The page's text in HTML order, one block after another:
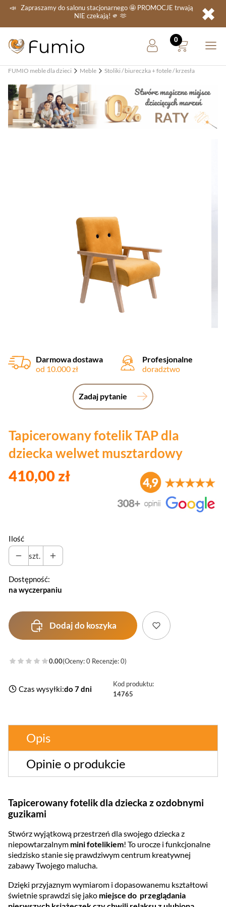
📣 Zapraszamy do salonu stacjonarnego🤩 PROMOCJE trwają
NIE czekają! 🫵 🫶 ✖
FUMIO meble dla dzieci Meble Stoliki / biureczka + fotele / krzesła
Darmowa dostawa
od 10.000 zł
Profesjonalne
doradztwo
Zadaj pytanie
Tapicerowany fotelik TAP dla
dziecka welwet musztardowy
410,00 zł
Ilość
szt.
Dostępność:
na wyczerpaniu
Dodaj do koszyka
0.00(Oceny: 0 Recenzje: 0)
Czas wysyłki:do 7 dni
Kod produktu:
14765
Opis
Opinie o produkcie
Tapicerowany fotelik dla dziecka z ozdobnymi
guzikami
Stwórz wyjątkową przestrzeń dla swojego dziecka z
niepowtarzalnym mini fotelikiem! To urocze i funkcjonalne
siedzisko stanie się prawdziwym centrum kreatywnej
zabawy Twojego malucha.
Dzięki przyjaznym wymiarom i dopasowanemu kształtowi
świetnie sprawdzi się jako miejsce do przeglądania